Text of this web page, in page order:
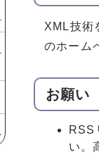
XML技術
のホーム
お願い
RSS
い。